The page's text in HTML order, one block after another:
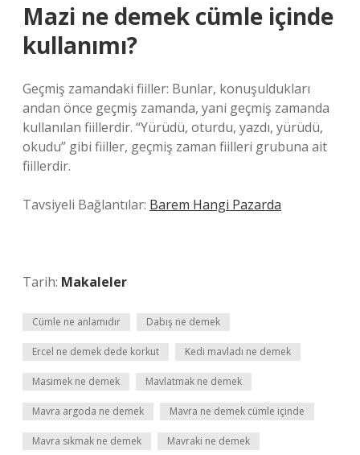
Mazi ne demek cümle içinde
kullanımı?
Geçmiş zamandaki fiiller: Bunlar, konuşuldukları
andan önce geçmiş zamanda, yani geçmiş zamanda
kullanılan fiillerdir. “Yürüdü, oturdu, yazdı, yürüdü,
okudu” gibi fiiller, geçmiş zaman fiilleri grubuna ait
fiillerdir.
Tavsiyeli Bağlantılar: Barem Hangi Pazarda
Tarih: Makaleler
Cümle ne anlamıdır Dabış ne demek
Ercel ne demek dede korkut Kedi mavladı ne demek
Masimek ne demek Mavlatmak ne demek
Mavra argoda ne demek Mavra ne demek cümle içinde
Mavra sıkmak ne demek Mavraki ne demek